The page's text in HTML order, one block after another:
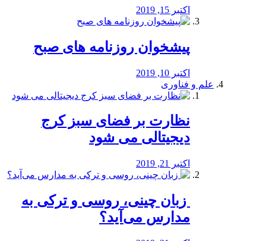
اکتبر 15, 2019
پیشخوان روزنامه های صبح
اکتبر 10, 2019
علم و فناوری
نظارت بر فضای سبز کرج
دیجیتالی می شود
اکتبر 21, 2019
️ زبان چینی، روسی و ترکی به
مدارس می‌آید؟